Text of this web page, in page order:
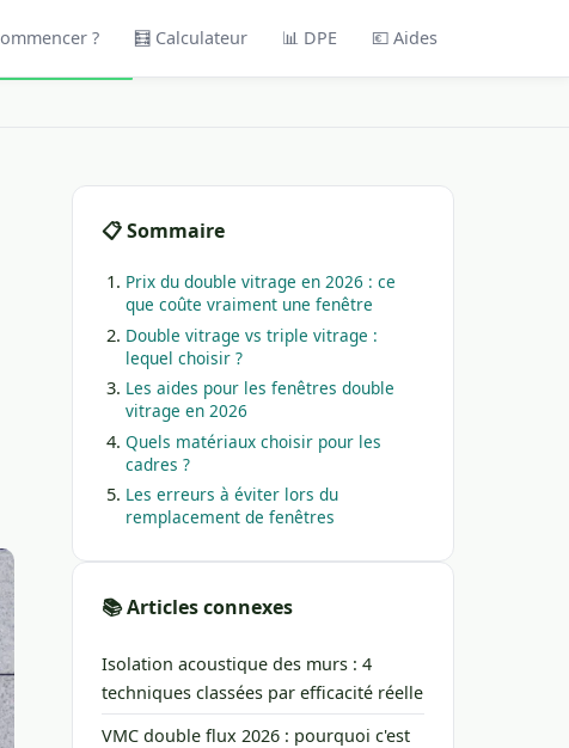
? 🧮 Calculateur 📊 DPE 💶 Aides
📋 Sommaire
Prix du double vitrage en 2026 : ce
que coûte vraiment une fenêtre
Double vitrage vs triple vitrage :
lequel choisir ?
Les aides pour les fenêtres double
vitrage en 2026
Quels matériaux choisir pour les
cadres ?
Les erreurs à éviter lors du
remplacement de fenêtres
📚 Articles connexes
Isolation acoustique des murs : 4
techniques classées par efficacité réelle
VMC double flux 2026 : pourquoi c'est